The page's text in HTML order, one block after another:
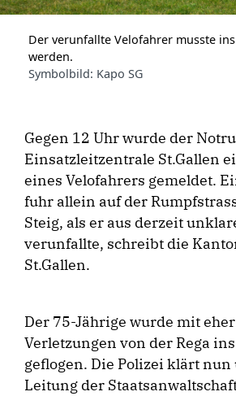
Der verunfallte Velofahrer musste
werden.
Symbolbild: Kapo SG
Gegen 12 Uhr wurde der
Einsatzleitzentrale St.Gallen
eines Velofahrers gemeldet.
fuhr allein auf der
Steig, als er aus derzeit
verunfallte, schreibt die
St.Gallen.
Der 75-Jährige wurde mit
Verletzungen von der Rega
geflogen. Die Polizei klärt
Leitung der